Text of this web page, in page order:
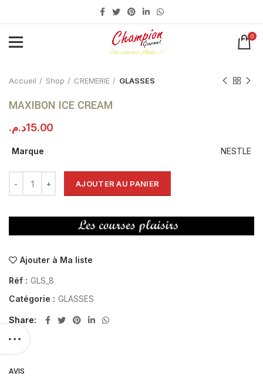
0
Accueil Shop CREMERIE GLASSES
MAXIBON ICE CREAM
15.00د.م.
Marque NESTLE
AJOUTER AU PANIER
Ajouter à Ma liste
Réf : GLS_8
Catégorie : GLASSES
Share
AVIS